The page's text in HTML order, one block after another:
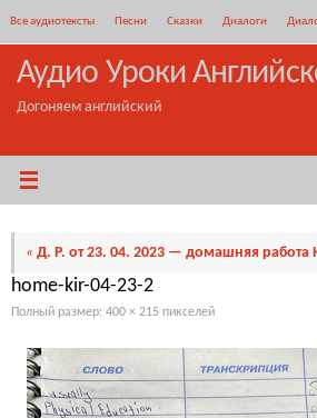
содержимому
Все аудиотексты Песни Сказки Диалоги
Аудио Уроки
Догоняем английский
« Д. Р. от 23. 04. 2023 — домашняя работа
home-kir-04-23-2
Полный размер: 400 × 215 пикселей